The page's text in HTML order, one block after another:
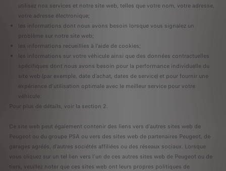
utilisez nos services et notre site web, telles que votre nom, votre adresse,
votre adresse électronique;
les informations dont nous avons besoin lorsque vous signalez un
problème sur notre site web;
les informations recueillies à l'aide de cookies;
les informations sur votre véhicule ainsi que des données contractuelles
spécifiques dont nous avons besoin pour la performance individuelle du
site web (par exemple, date d'achat, dates de service) et pour fournir une
expérience d'utilisation optimale avec le meilleur service pour votre
véhicule.
Pour plus de détails, voir la section 2.
Ce site web peut également contenir des liens vers d'autres sites web de
Peugeot ou du groupe PSA ou vers des sites web de partenaires Peugeot, de
garages agréés, d'autres sociétés affiliées ou des réseaux sociaux. Lorsque
vous cliquez sur un tel lien vers l'un de ces autres sites web de Peugeot ou de
tiers, veuillez noter que ces sites web ont leurs propres politiques de